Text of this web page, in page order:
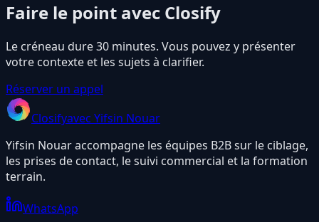
Faire le point avec Closify
Le créneau dure 30 minutes. Vous pouvez y présenter
votre contexte et les sujets à clarifier.
Réserver un appel
Closifyavec Yifsin Nouar
Yifsin Nouar accompagne les équipes B2B sur le ciblage,
les prises de contact, le suivi commercial et la formation
terrain.
WhatsApp